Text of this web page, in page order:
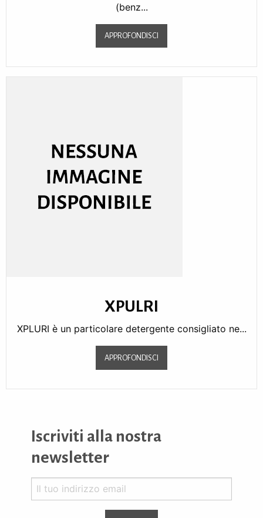
(benz...
APPROFONDISCI
XPULRI
XPLURI è un particolare detergente consigliato ne...
APPROFONDISCI
Iscriviti alla nostra
newsletter